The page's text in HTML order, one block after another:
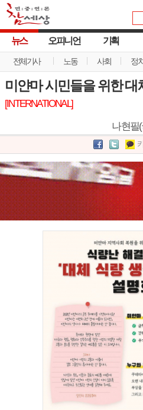
뉴스
전체기사 노동 사회 정
오피니언 기획
미얀마 시민들을 위한 대
[INTERNATIONAL]
나현필